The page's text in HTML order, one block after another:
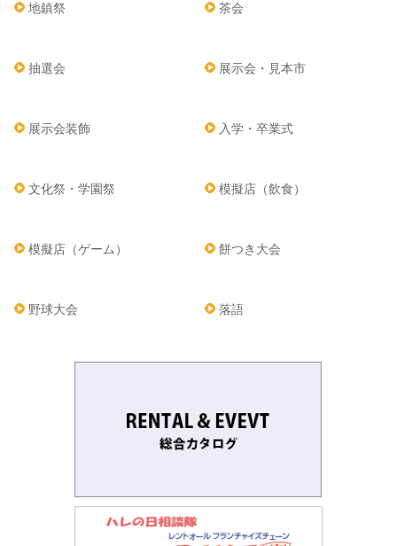
地鎮祭 茶会
抽選会 展示会・見本市
展示会装飾 入学・卒業式
文化祭・学園祭 模擬店（飲食）
模擬店（ゲーム） 餅つき大会
野球大会 落語